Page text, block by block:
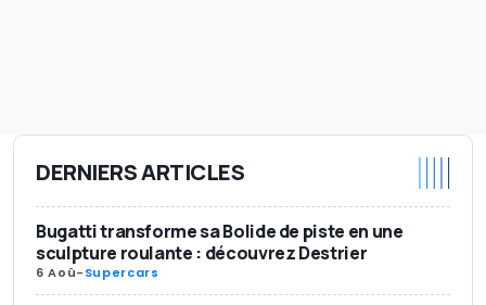
DERNIERS ARTICLES
Bugatti transforme sa Bolide de piste en une
sculpture roulante : découvrez Destrier
6 Aoû-Supercars